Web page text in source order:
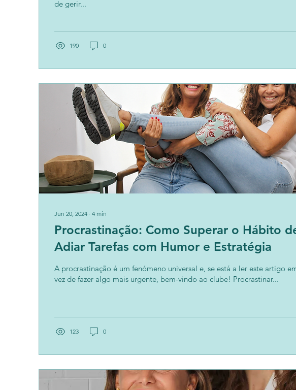
de gerir...
190 0
Jun 20, 2024 ∙ 4 min
Procrastinação: Como Superar o Hábito
Adiar Tarefas com Humor e Estratégia
A procrastinação é um fenómeno universal e, se está a ler este artigo
vez de fazer algo mais urgente, bem-vindo ao clube! Procrastinar...
123 0